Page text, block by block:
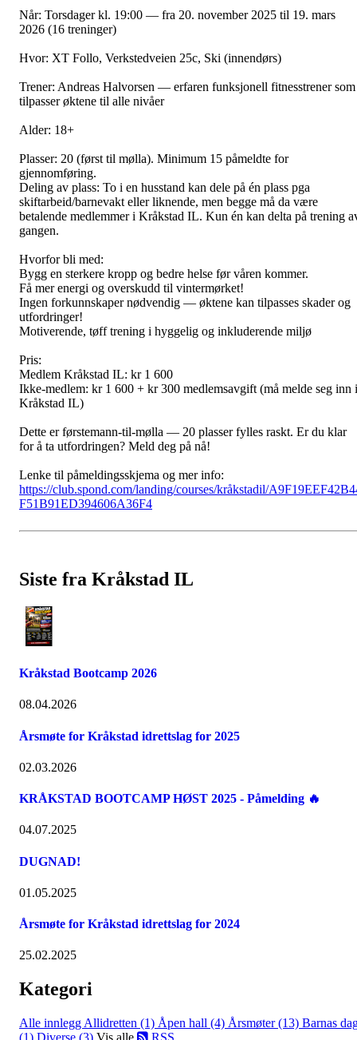
Når: Torsdager kl. 19:00 — fra 20. november 2025 til 19. mars
2026 (16 treninger)
Hvor: XT Follo, Verkstedveien 25c, Ski (innendørs)
Trener: Andreas Halvorsen — erfaren funksjonell fitnesstrener som
tilpasser øktene til alle nivåer
Alder: 18+
Plasser: 20 (først til mølla). Minimum 15 påmeldte for
gjennomføring.
Deling av plass: To i en husstand kan dele på én plass pga
skiftarbeid/barnevakt eller liknende, men begge må da være
betalende medlemmer i Kråkstad IL. Kun én kan delta på trening
gangen.
Hvorfor bli med:
Bygg en sterkere kropp og bedre helse før våren kommer.
Få mer energi og overskudd til vintermørket!
Ingen forkunnskaper nødvendig — øktene kan tilpasses skader og
utfordringer!
Motiverende, tøff trening i hyggelig og inkluderende miljø
Pris:
Medlem Kråkstad IL: kr 1 600
Ikke-medlem: kr 1 600 + kr 300 medlemsavgift (må melde seg inn i
Kråkstad IL)
Dette er førstemann-til-mølla — 20 plasser fylles raskt. Er du klar
for å ta utfordringen? Meld deg på nå!
Lenke til påmeldingsskjema og mer info:
https://club.spond.com/landing/courses/kråkstadil/
F51B91ED394606A36F4
Siste fra Kråkstad IL
Kråkstad Bootcamp 2026
08.04.2026
Årsmøte for Kråkstad idrettslag for 2025
02.03.2026
KRÅKSTAD BOOTCAMP HØST 2025 - Påmelding 🔥
04.07.2025
DUGNAD!
01.05.2025
Årsmøte for Kråkstad idrettslag for 2024
25.02.2025
Kategori
Alle innlegg Allidretten (1) Åpen hall (4) Årsmøter (13) Barnas